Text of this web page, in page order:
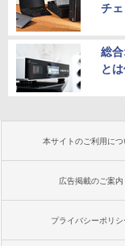
チェ
総
と
本サイトのご利用につ
広告掲載のご案内
プライバシーポリシ